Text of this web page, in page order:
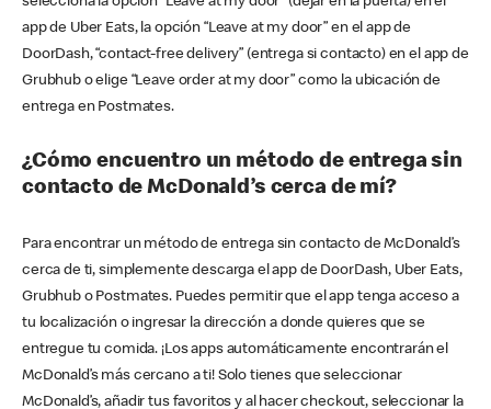
app de Uber Eats, la opción “Leave at my door” en el app de
DoorDash, “contact-free delivery” (entrega si contacto) en el app de
Grubhub o elige “Leave order at my door” como la ubicación de
entrega en Postmates.
¿Cómo encuentro un método de entrega sin
contacto de McDonald’s cerca de mí?
Para encontrar un método de entrega sin contacto de McDonald’s
cerca de ti, simplemente descarga el app de DoorDash, Uber Eats,
Grubhub o Postmates. Puedes permitir que el app tenga acceso a
tu localización o ingresar la dirección a donde quieres que se
entregue tu comida. ¡Los apps automáticamente encontrarán el
McDonald’s más cercano a ti! Solo tienes que seleccionar
McDonald’s, añadir tus favoritos y al hacer checkout, seleccionar la